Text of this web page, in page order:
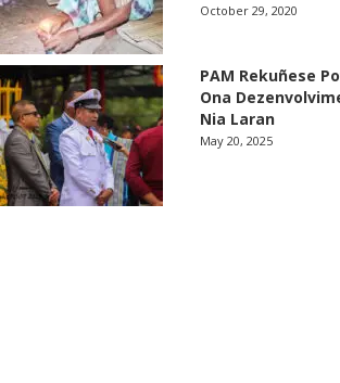
October 29, 2020
PAM Rekuñese
Ona
Nia Laran
May 20, 2025